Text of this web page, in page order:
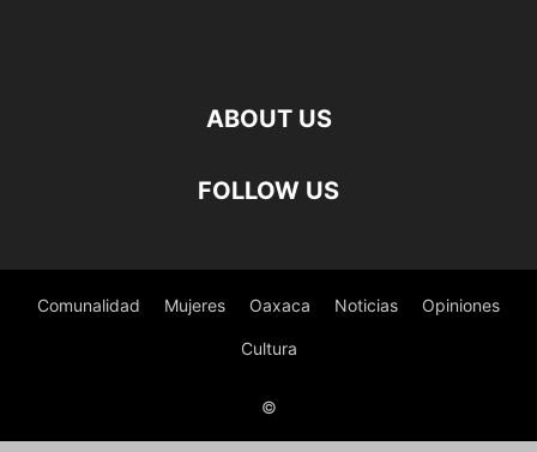
ABOUT US
FOLLOW US
Comunalidad Mujeres Oaxaca Noticias Opiniones
Cultura
©